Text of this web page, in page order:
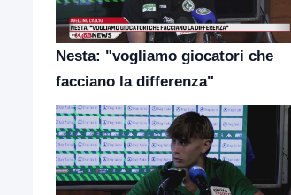
Nesta: "vogliamo giocatori che
facciano la differenza"